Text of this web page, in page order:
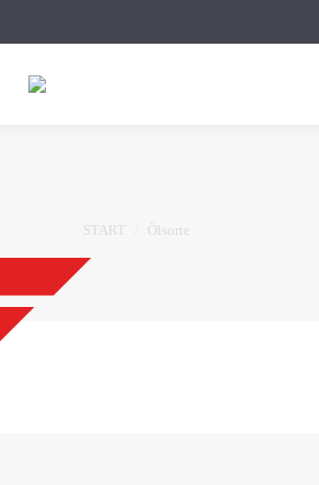
Sie befinden sich hier:
START Ölsorte